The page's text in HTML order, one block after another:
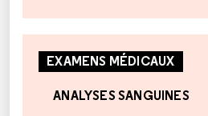
EXAMENS MÉDICAUX
ANALYSES SANGUINES